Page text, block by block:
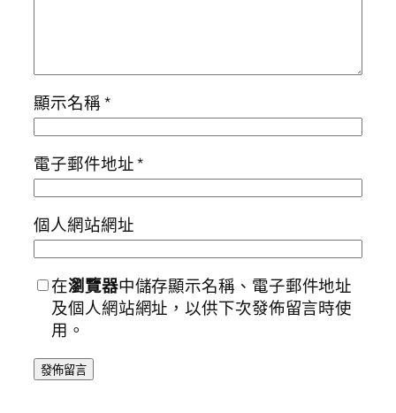
顯示名稱*
電子郵件地址*
個人網站網址
在瀏覽器中儲存顯示名稱、電子郵件地址
及個人網站網址，以供下次發佈留言時使
用。